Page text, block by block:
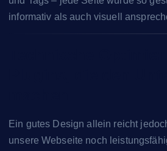
informativ als auch visuell
Ein gutes Design allein reicht
unsere Webseite noch